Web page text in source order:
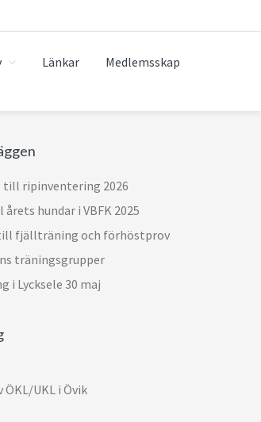
Länkar Medlemsskap
till ripinventering 2026
hundar i VBFK 2025
fjällträning och förhöstprov
träningsgrupper
i Lycksele 30 maj
ÖKL/UKL i Övik